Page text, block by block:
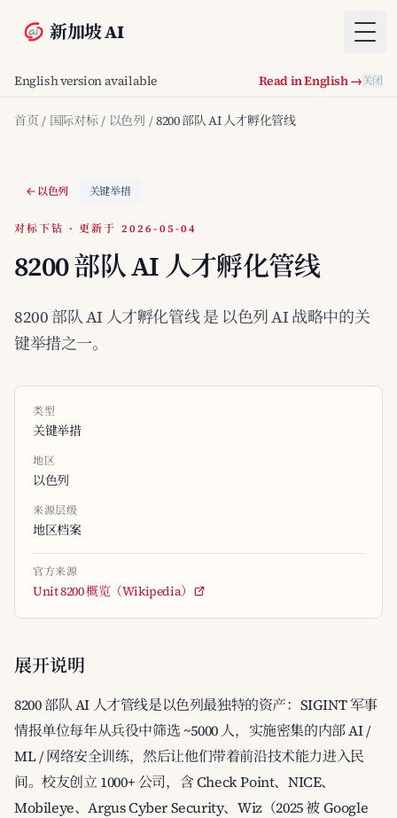
新加坡 AI
English version available Read in English →关闭
首页 / 国际对标 / 以色列 / 8200 部队 AI 人才孵化管线
以色列 关键举措
对标下钻 · 更新于 2026-05-04
8200 部队 AI 人才孵化管线
8200 部队 AI 人才孵化管线 是 以色列 AI 战略中的关
键举措之一。
类型
关键举措
地区
以色列
来源层级
地区档案
官方来源
Unit 8200 概览（Wikipedia）
展开说明
8200 部队 AI 人才管线是以色列最独特的资产：SIGINT 军事
情报单位每年从兵役中筛选 ~5000 人，实施密集的内部 AI /
ML / 网络安全训练，然后让他们带着前沿技术能力进入民
间。校友创立 1000+ 公司，含 Check Point、NICE、
Mobileye、Argus Cyber Security、Wiz（2025 被 Google